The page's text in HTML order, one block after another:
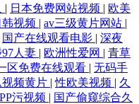
| 日本免费网站视频 | 欧美
视频 | av三级黄片网站 |
国产在线观看电影 | 深夜
人妻 | 欧洲性爱网 | 青草
区免费在线观看 | 无码手
频黄片 |性欧美视频 | 久
污视频 | 国产偷窥综合久